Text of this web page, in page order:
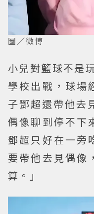
圖／微博
小兒對籃球不是
學校出戰，球場
子鄧超還帶他去
偶像聊到停不下
鄧超只好在一旁
要帶他去見偶像
算。」